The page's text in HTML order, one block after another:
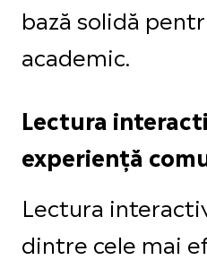
bază solidă
academic.
Lectura
experiență
Lectura
dintre cele mai